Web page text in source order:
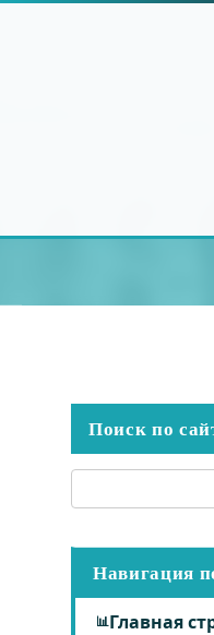
Поиск по
Навигация
Главная